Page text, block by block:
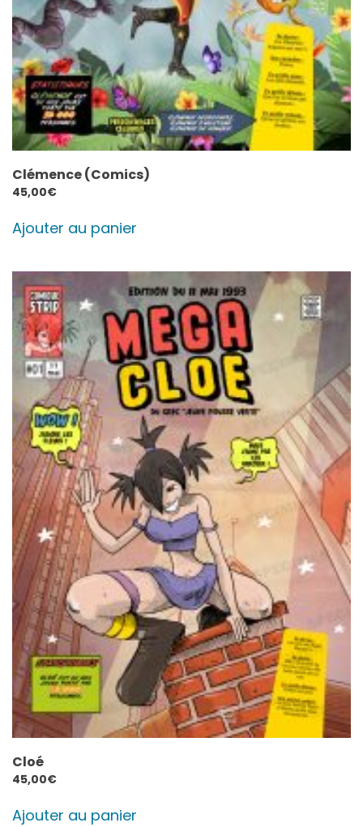
Clémence (Comics)
45,00€
Ajouter au panier
Cloé
45,00€
Ajouter au panier